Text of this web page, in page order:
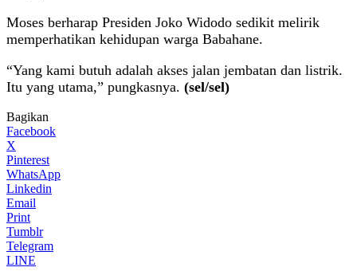
Moses berharap Presiden Joko Widodo sedikit melirik
memperhatikan kehidupan warga Babahane.
“Yang kami butuh adalah akses jalan jembatan dan listrik.
Itu yang utama,” pungkasnya. (sel/sel)
Bagikan
Facebook
X
Pinterest
WhatsApp
Linkedin
Email
Print
Tumblr
Telegram
LINE